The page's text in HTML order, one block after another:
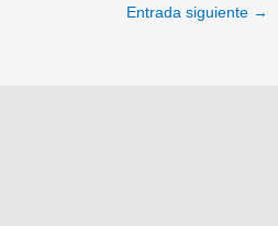
Entrada siguiente →